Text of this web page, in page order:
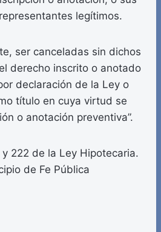
legítimos.
ser canceladas sin dichos
derecho inscrito o anotado
declaración de la Ley o
título en cuya virtud se
o anotación preventiva”.
222 de la Ley Hipotecaria.
de Fe Pública